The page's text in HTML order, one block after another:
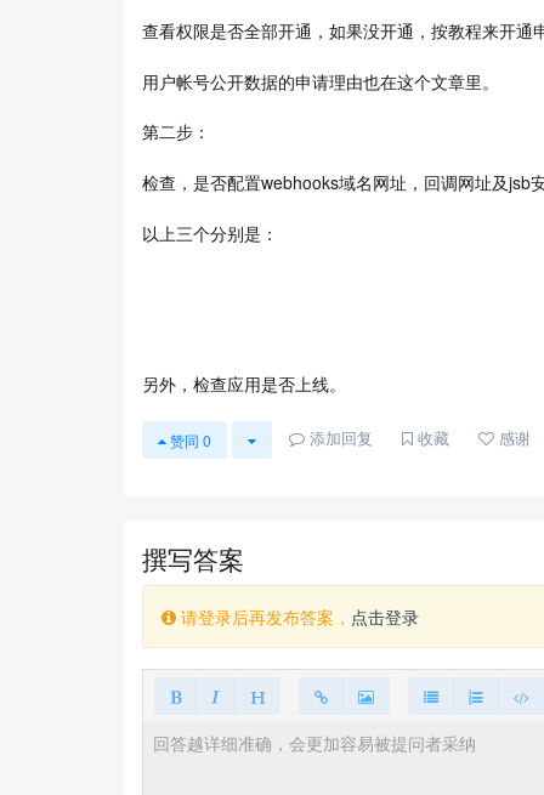
查看权限是否全部开通，如果没开通，按教程来开通
用户帐号公开数据的申请理由也在这个文章里。
第二步：
检查，是否配置webhooks域名网址，回调网址及jsb安
以上三个分别是：
另外，检查应用是否上线。
赞同 0 添加回复 收藏 感谢
撰写答案
请登录后再发布答案， 点击登录